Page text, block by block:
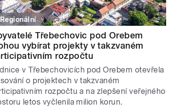
Regionální
Třebechovic pod Orebem
vybírat projekty v takzvaném
rozpočtu
v Třebechovicích pod Orebem otevřela
o projektech v takzvaném
rozpočtu a na zlepšení veřejného
letos vyčlenila milion korun.